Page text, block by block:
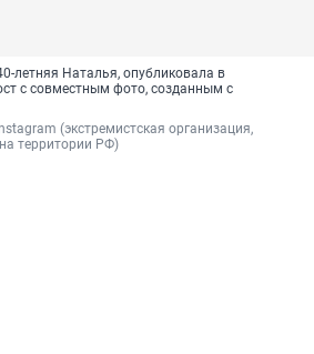
летняя Наталья, опубликовала в
с совместным фото, созданным с
(экстремистская организация,
территории РФ)